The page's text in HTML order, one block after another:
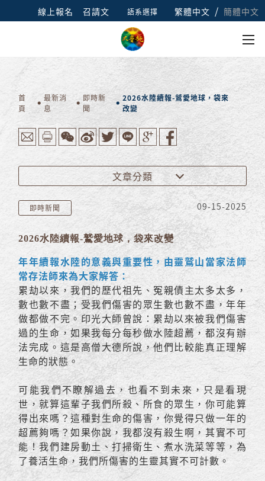
線上報名 召請文 語系選擇 繁體中文 / 簡體中文
首
頁
最新消
息
即時新
聞
2026水陸續報-鷲愛地球，袋來
改變
文章分類
即時新聞 09-15-2025
2026水陸續報-鷲愛地球，袋來改變
年年續報水陸的意義與重要性，由靈鷲山當家法師
常存法師來為大家解答：
累劫以來，我們的歷代祖先、冤親債主太多太多，
數也數不盡；受我們傷害的眾生數也數不盡，年年
做都做不完。印光大師曾說：累劫以來被我們傷害
過的生命，如果我每分每秒做水陸超薦，都沒有辦
法完成。這是高僧大德所說，他們比較能真正理解
生命的狀態。
可能我們不瞭解過去，也看不到未來，只是看現
世，就算這輩子我們所殺、所食的眾生，你可能算
得出來嗎？這種對生命的傷害，你覺得只做一年的
超薦夠嗎？如果你說，我都沒有殺生啊，其實不可
能！我們建房動土、打掃衛生、煮水洗菜等等，為
了養活生命，我們所傷害的生靈其實不可計數。